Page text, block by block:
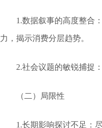
1.数据叙事的高度整合
力，揭示消费分层趋势。
2.社会议题的敏锐捕捉
（二）局限性
1.长期影响探讨不足：